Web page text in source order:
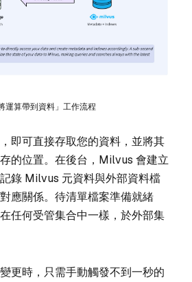
運算帶到資料」工作流程
即可直接存取您的資料，並將其
的位置。在後台，Milvus 會建立
錄 Milvus 元資料與外部資料檔
應關係。待清單檔案準備就緒
任何受管集合中一樣，於外部集
更時，只需手動觸發不到一秒的